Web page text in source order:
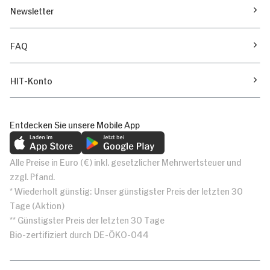
Newsletter
FAQ
HIT-Konto
Entdecken Sie unsere Mobile App
Alle Preise in Euro (€) inkl. gesetzlicher Mehrwertsteuer und
zzgl. Pfand.
* Wiederholt günstig: Unser günstigster Preis der letzten 30
Tage (Aktion)
** Günstigster Preis der letzten 30 Tage
Bio-zertifiziert durch DE-ÖKO-044